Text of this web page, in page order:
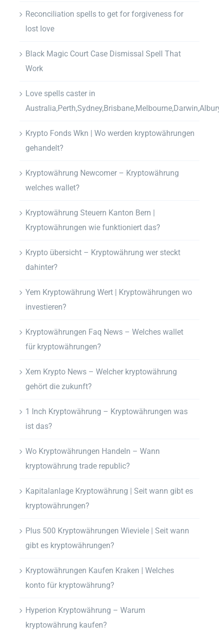
Reconciliation spells to get for forgiveness for
lost love
Black Magic Court Case Dismissal Spell That
Work
Love spells caster in
Krypto Fonds Wkn | Wo werden kryptowährungen
gehandelt?
Kryptowährung Newcomer – Kryptowährung
welches wallet?
Kryptowährung Steuern Kanton Bern |
Kryptowährungen wie funktioniert das?
Krypto übersicht – Kryptowährung wer steckt
dahinter?
Yem Kryptowährung Wert | Kryptowährungen wo
investieren?
Kryptowährungen Faq News – Welches wallet
für kryptowährungen?
Xem Krypto News – Welcher kryptowährung
gehört die zukunft?
1 Inch Kryptowährung – Kryptowährungen was
ist das?
Wo Kryptowährungen Handeln – Wann
kryptowährung trade republic?
Kapitalanlage Kryptowährung | Seit wann gibt es
kryptowährungen?
Plus 500 Kryptowährungen Wieviele | Seit wann
gibt es kryptowährungen?
Kryptowährungen Kaufen Kraken | Welches
konto für kryptowährung?
Hyperion Kryptowährung – Warum
kryptowährung kaufen?